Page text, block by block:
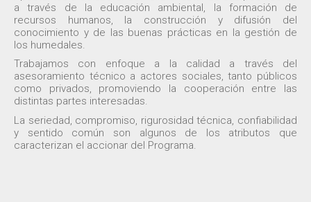
a través de la educación ambiental, la formación de
recursos humanos, la construcción y difusión del
conocimiento y de las buenas prácticas en la gestión de
los humedales.
Trabajamos con enfoque a la calidad a través del
asesoramiento técnico a actores sociales, tanto públicos
como privados, promoviendo la cooperación entre las
distintas partes interesadas.
La seriedad, compromiso, rigurosidad técnica, confiabilidad
y sentido común son algunos de los atributos que
caracterizan el accionar del Programa.